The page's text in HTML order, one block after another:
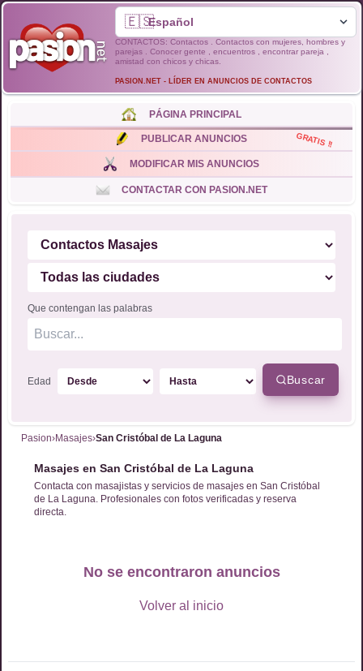
🇪🇸
CONTACTOS: Contactos . Contactos con mujeres, hombres y
parejas . Conocer gente , encuentros , encontrar pareja ,
amistad con chicos y chicas.
PASION.NET - LÍDER EN ANUNCIOS DE CONTACTOS
Que contengan las palabras
Edad Buscar
Pasion›Masajes›San Cristóbal de La Laguna
Masajes en San Cristóbal de La Laguna
Contacta con masajistas y servicios de masajes en San Cristóbal
de La Laguna. Profesionales con fotos verificadas y reserva
directa.
No se encontraron anuncios
Volver al inicio
PÁGINA PRINCIPAL
PUBLICAR ANUNCIOS GRATIS !!
MODIFICAR MIS ANUNCIOS
CONTACTAR CON PASION.NET